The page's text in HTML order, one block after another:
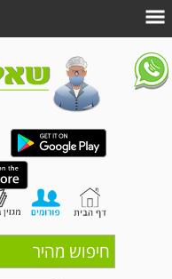
חיפוש מהיר